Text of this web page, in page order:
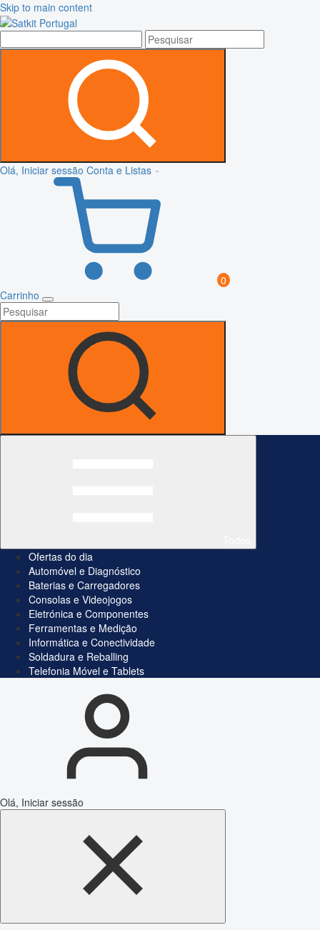
Skip to main content
Olá, Iniciar sessão Conta e Listas
0
Carrinho
Ofertas do dia
Automóvel e Diagnóstico
Baterias e Carregadores
Consolas e Videojogos
Eletrónica e Componentes
Ferramentas e Medição
Informática e Conectividade
Soldadura e Reballing
Telefonia Móvel e Tablets
Olá, Iniciar sessão